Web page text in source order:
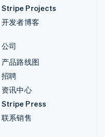
Stripe Projects
开发者博客
公司
产品路线图
招聘
资讯中心
Stripe Press
联系销售